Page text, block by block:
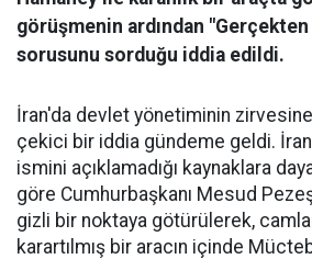
görüşmenin ardından
sorusunu sorduğu iddia edildi.
İran'da devlet yönetiminin
çekici bir iddia gündeme geldi.
ismini açıklamadığı kaynaklara
göre Cumhurbaşkanı Mesud
gizli bir noktaya götürülerek,
karartılmış bir aracın içinde